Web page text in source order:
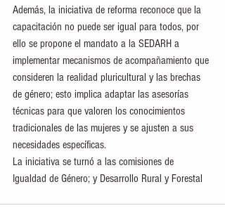
Además, la iniciativa de reforma reconoce que la
capacitación no puede ser igual para todos, por
ello se propone el mandato a la SEDARH a
implementar mecanismos de acompañamiento que
consideren la realidad pluricultural y las brechas
de género; esto implica adaptar las asesorías
técnicas para que valoren los conocimientos
tradicionales de las mujeres y se ajusten a sus
necesidades específicas.
La iniciativa se turnó a las comisiones de
Igualdad de Género; y Desarrollo Rural y Forestal